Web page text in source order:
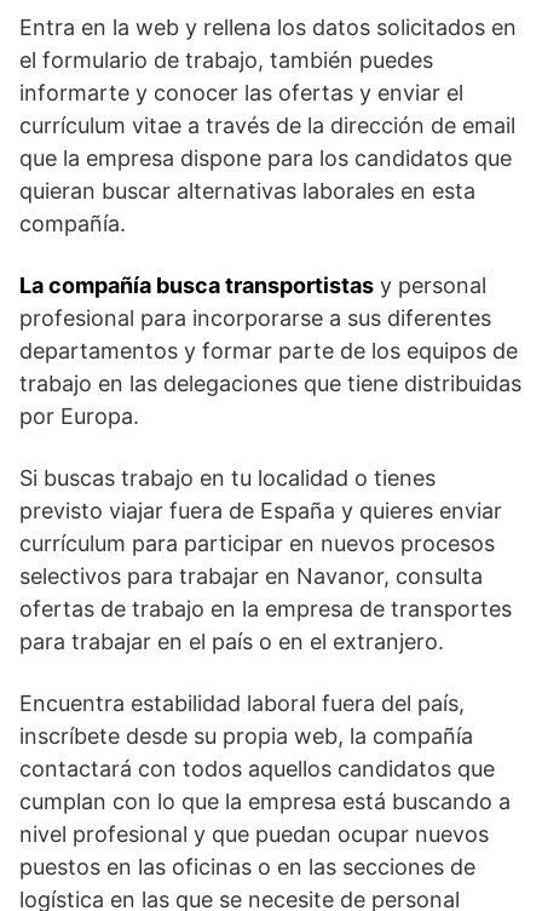
Entra en la web y rellena los datos solicitados en
el formulario de trabajo, también puedes
informarte y conocer las ofertas y enviar el
currículum vitae a través de la dirección de email
que la empresa dispone para los candidatos que
quieran buscar alternativas laborales en esta
compañía.
La compañía busca transportistas y personal
profesional para incorporarse a sus diferentes
departamentos y formar parte de los equipos de
trabajo en las delegaciones que tiene distribuidas
por Europa.
Si buscas trabajo en tu localidad o tienes
previsto viajar fuera de España y quieres enviar
currículum para participar en nuevos procesos
selectivos para trabajar en Navanor, consulta
ofertas de trabajo en la empresa de transportes
para trabajar en el país o en el extranjero.
Encuentra estabilidad laboral fuera del país,
inscríbete desde su propia web, la compañía
contactará con todos aquellos candidatos que
cumplan con lo que la empresa está buscando a
nivel profesional y que puedan ocupar nuevos
puestos en las oficinas o en las secciones de
logística en las que se necesite de personal